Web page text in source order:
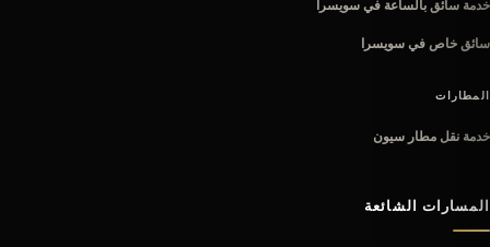
خدمة سائق بالساعة في سويسرا
سائق خاص في سويسرا
المطارات
خدمة نقل مطار سيون
المسارات الشائعة